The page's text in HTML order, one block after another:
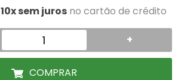
10x sem jurosno cartão de crédito
+
COMPRAR